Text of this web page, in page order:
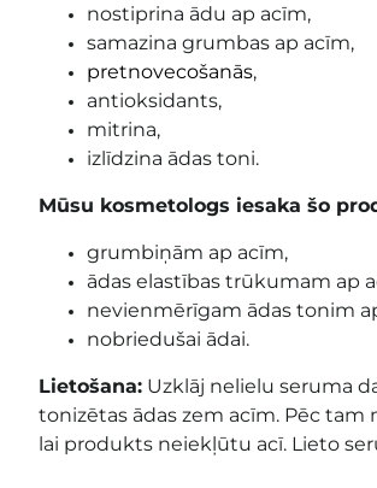
nostiprina ādu ap acīm,
samazina grumbas ap acīm,
pretnovecošanās,
antioksidants,
mitrina,
izlīdzina ādas toni.
Mūsu kosmetologs iesaka šo
grumbiņām ap acīm,
ādas elastības trūkumam ap
nevienmērīgam ādas tonim
nobriedušai ādai.
Lietošana: Uzklāj nelielu seruma
tonizētas ādas zem acīm. Pēc
lai produkts neiekļūtu acī. Lieto